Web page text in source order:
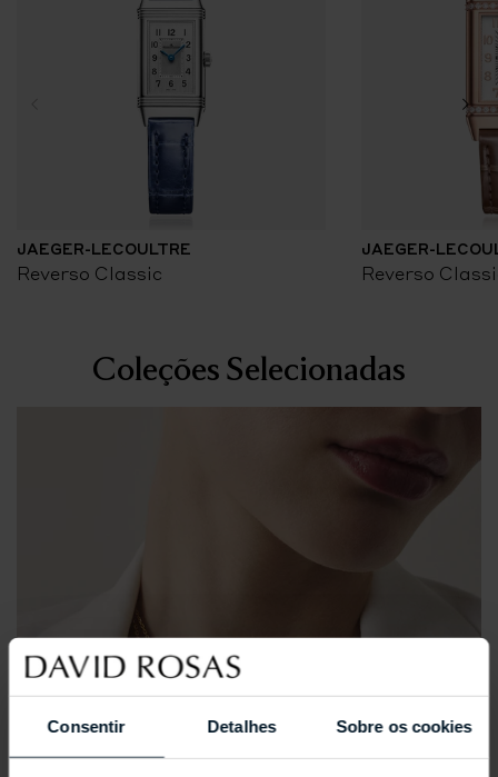
Consentir Detalhes Sobre os cookies
JAEGER-LECOULTRE
Reverso Classic
JAEGER-
Reverso
Coleções Selecionadas